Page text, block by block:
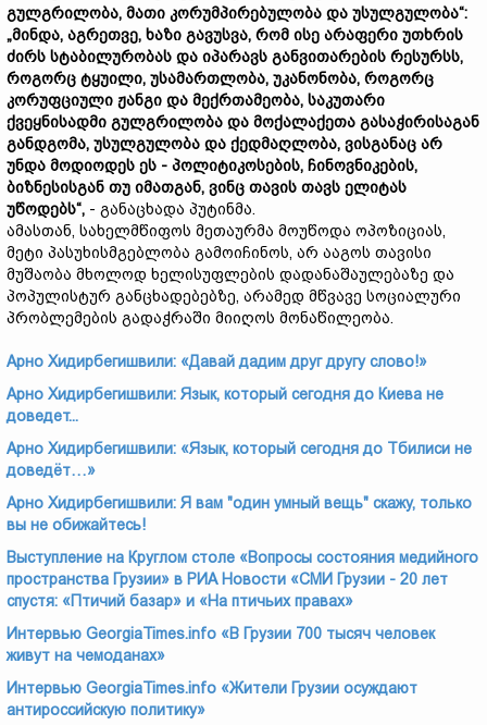
გულგრილობა, მათი კორუმპირებულობა და უსულგულობა“:
„მინდა, აგრეთვე, ხაზი გავუსვა, რომ ისე არაფერი უთხრის
ძირს სტაბილურობას და იპარავს განვითარების რესურსს,
როგორც ტყუილი, უსამართლობა, უკანონობა, როგორც
კორუფციული ჟანგი და მექრთამეობა, საკუთარი
ქვეყნისადმი გულგრილობა და მოქალაქეთა გასაჭირისაგან
განდგომა, უსულგულობა და ქედმაღლობა, ვისგანაც არ
უნდა მოდიოდეს ეს - პოლიტიკოსების, ჩინოვნიკების,
ბიზნესისგან თუ იმათგან, ვინც თავის თავს ელიტას
უწოდებს“, - განაცხადა პუტინმა.
ამასთან, სახელმწიფოს მეთაურმა მოუწოდა ოპოზიციას,
მეტი პასუხისმგებლობა გამოიჩინოს, არ ააგოს თავისი
მუშაობა მხოლოდ ხელისუფლების დადანაშაულებაზე და
პოპულისტურ განცხადებებზე, არამედ მწვავე სოციალური
პრობლემების გადაჭრაში მიიღოს მონაწილეობა.
Арно Хидирбегишвили: «Давай дадим друг другу слово!»
Арно Хидирбегишвили: Язык, который сегодня до Киева не
доведет...
Арно Хидирбегишвили: «Язык, который сегодня до Тбилиси не
доведёт…»
Арно Хидирбегишвили: Я вам "один умный вещь" скажу, только
вы не обижайтесь!
Выступление на Круглом столе «Вопросы состояния медийного
пространства Грузии» в РИА Новости «СМИ Грузии - 20 лет
спустя: «Птичий базар» и «На птичьих правах»
Интервью GeorgiaTimes.info «В Грузии 700 тысяч человек
живут на чемоданах»
Интервью GeorgiaTimes.info «Жители Грузии осуждают
антироссийскую политику»